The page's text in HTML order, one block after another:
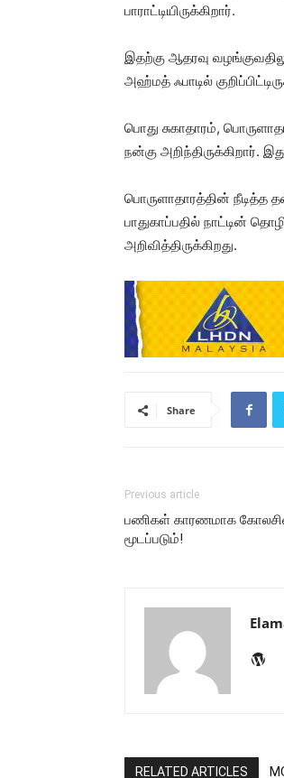
பாராட்டியிருக்கிறார்.
இதற்கு ஆதரவு
அஹ்மத் ஃபாடில்
பொது சுகாதாரம்,
நன்கு அறிந்திருக்கிறார்.
பொருளாதாரத்தின் நீடித்த
பாதுகாப்பதில் நாட்டின்
அறிவித்திருக்கிறது.
Share
Previous article
பணிகள் காரணமாக
மூடப்படும்!
RELATED ARTICLES